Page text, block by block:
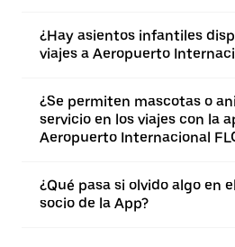
¿Hay asientos infantiles
viajes a Aeropuerto
¿Se permiten mascotas o
servicio en los viajes con la
Aeropuerto Internacional
¿Qué pasa si olvido algo en
socio de la App?